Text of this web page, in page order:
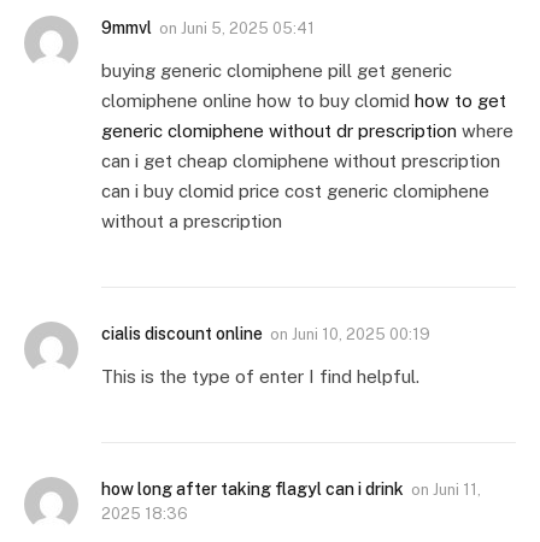
9mmvl on Juni 5, 2025 05:41
buying generic clomiphene pill get generic
clomiphene online how to buy clomid how to get
generic clomiphene without dr prescription where
can i get cheap clomiphene without prescription
can i buy clomid price cost generic clomiphene
without a prescription
cialis discount online on Juni 10, 2025 00:19
This is the type of enter I find helpful.
how long after taking flagyl can i drink on Juni 11,
2025 18:36